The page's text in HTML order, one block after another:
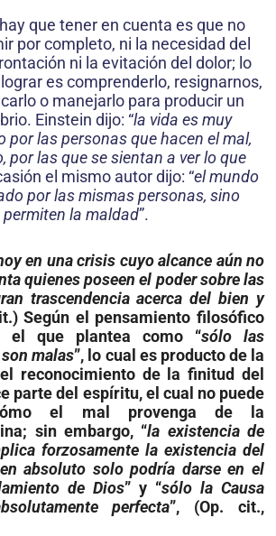
que tener en cuenta es que no
por completo, ni la necesidad del
ni la evitación del dolor; lo
es comprenderlo, resignarnos,
o manejarlo para producir un
Einstein dijo: “la vida es muy
por las personas que hacen el mal,
por las que se sientan a ver lo que
el mismo autor dijo: “el mundo
por las mismas personas, sino
la maldad”.
en una crisis cuyo alcance aún no
quienes poseen el poder sobre las
trascenden­cia acerca del bien y
Según el pensamiento filosófico
el que plantea como “sólo las
malas”, lo cual es producto de la
reconocimiento de la finitud del
parte del espíritu, el cual no puede
el mal provenga de la
sin embargo, “la existencia de
forzosamente la existencia del
absoluto solo podría darse en el
de Dios” y “sólo la Causa
perfecta”, (Op. cit.,